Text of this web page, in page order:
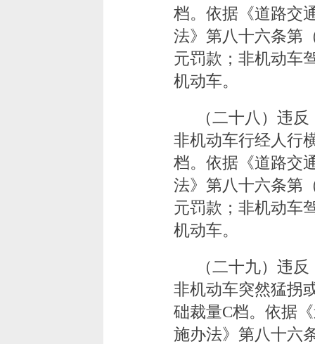
档。依据《道路交
法》第八十六条第
元罚款；非机动车
机动车。
（二十八）违
非机动车行经人行
档。依据《道路交
法》第八十六条第
元罚款；非机动车
机动车。
（二十九）违
非机动车突然猛拐
础裁量C档。依据
施办法》第八十六